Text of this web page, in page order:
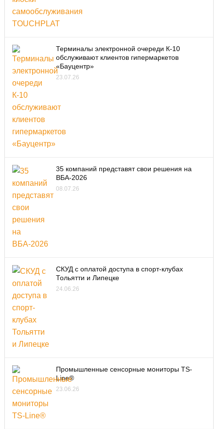
Терминалы электронной очереди К-10
обслуживают клиентов гипермаркетов
«Бауцентр»
23.07.26
35 компаний представят свои решения на
ВБА-2026
08.07.26
СКУД с оплатой доступа в спорт-клубах
Тольятти и Липецке
24.06.26
Промышленные сенсорные мониторы TS-
Line®
23.06.26